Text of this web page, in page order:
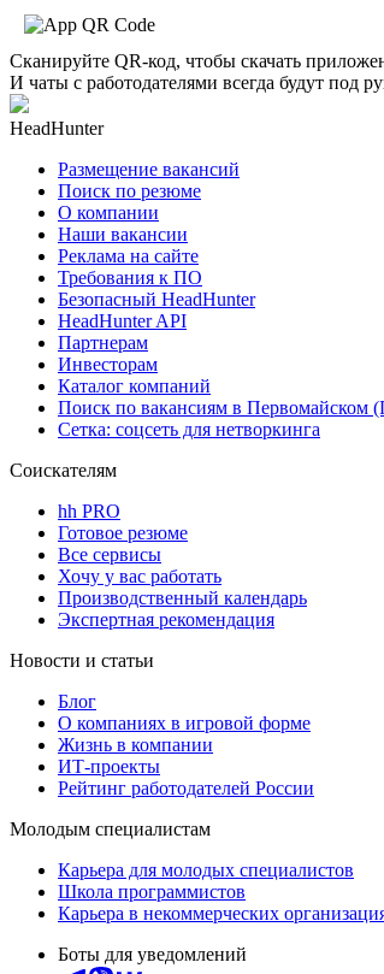
Сканируйте QR-код, чтобы скачать
И чаты с работодателями всегда будут под
HeadHunter
Размещение вакансий
Поиск по резюме
О компании
Наши вакансии
Реклама на сайте
Требования к ПО
Безопасный HeadHunter
HeadHunter API
Партнерам
Инвесторам
Каталог компаний
Поиск по вакансиям в Первомайском
Сетка: соцсеть для нетворкинга
Соискателям
hh PRO
Готовое резюме
Все сервисы
Хочу у вас работать
Производственный календарь
Экспертная рекомендация
Новости и статьи
Блог
О компаниях в игровой форме
Жизнь в компании
ИТ-проекты
Рейтинг работодателей России
Молодым специалистам
Карьера для молодых специалистов
Школа программистов
Карьера в некоммерческих
Боты для уведомлений